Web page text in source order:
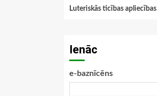
Luteriskās ticības apliecības
Ienāc
e-baznīcēns